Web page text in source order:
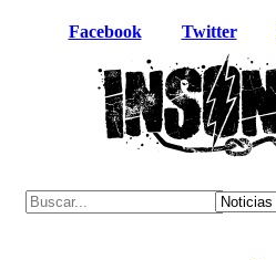
Facebook Twitter